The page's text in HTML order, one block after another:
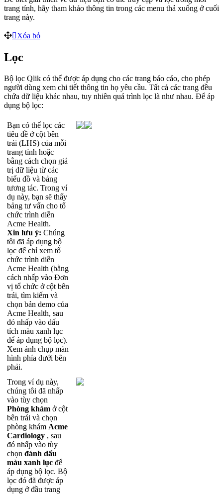
trang tính, hãy tham khảo thông tin trong các menu thả xuống ở cuối
trang này.
Xóa bỏ
Lọc
Bộ lọc Qlik có thể được áp dụng cho các trang báo cáo, cho phép
người dùng xem chi tiết thông tin họ yêu cầu. Tất cả các trang đều
chứa dữ liệu khác nhau, tuy nhiên quá trình lọc là như nhau. Để áp
dụng bộ lọc:
Bạn có thể lọc các
tiêu đề ở cột bên
trái (LHS) của mỗi
trang tính hoặc
bằng cách chọn giá
trị dữ liệu từ các
biểu đồ và bảng
tương tác. Trong ví
dụ này, bạn sẽ thấy
bảng tư vấn cho tổ
chức trình diễn
Acme Health.
Xin lưu ý: Chúng
tôi đã áp dụng bộ
lọc để chỉ xem tổ
chức trình diễn
Acme Health (bằng
cách nhấp vào Đơn
vị tổ chức ở cột bên
trái, tìm kiếm và
chọn bản demo của
Acme Health, sau
đó nhấp vào dấu
tích màu xanh lục
để áp dụng bộ lọc).
Xem ảnh chụp màn
hình phía dưới bên
phải.
Trong ví dụ này,
chúng tôi đã nhấp
vào tùy chọn
Phòng khám ở cột
bên trái và chọn
phòng khám Acme
Cardiology , sau
đó nhấp vào tùy
chọn đánh dấu
màu xanh lục để
áp dụng bộ lọc. Bộ
lọc đó đã được áp
dụng ở đầu trang